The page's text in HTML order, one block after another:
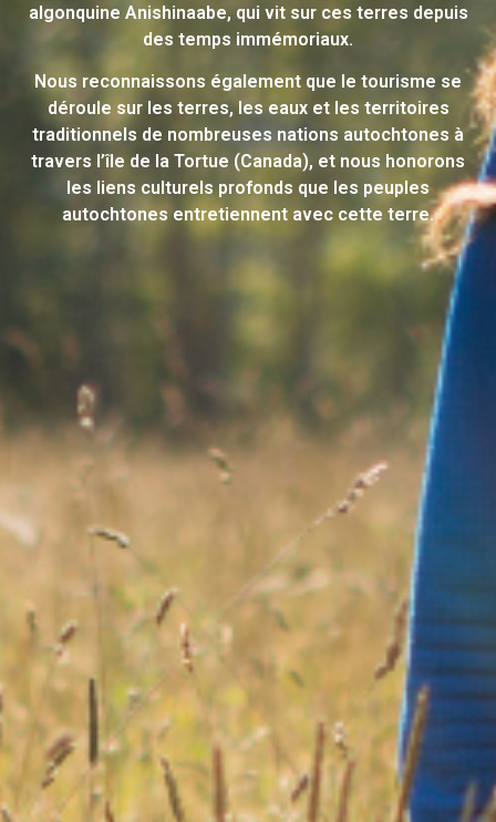
algonquine Anishinaabe, qui vit sur ces terres depuis
des temps immémoriaux.
Nous reconnaissons également que le tourisme se
déroule sur les terres, les eaux et les territoires
traditionnels de nombreuses nations autochtones à
travers l’île de la Tortue (Canada), et nous honorons
les liens culturels profonds que les peuples
autochtones entretiennent avec cette terre.